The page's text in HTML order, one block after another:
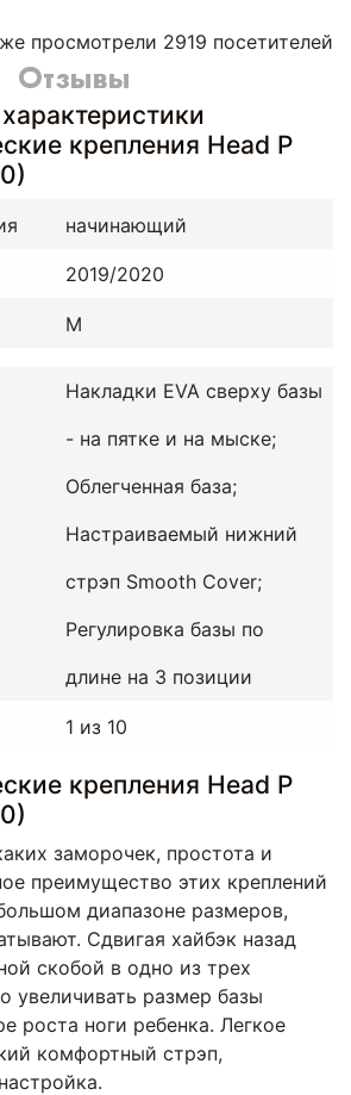
просмотрели 2919 посетителей
Отзывы
крепления Head P
начинающий
2019/2020
M
Накладки EVA сверху базы
- на пятке и на мыске;
Облегченная база;
Настраиваемый нижний
стрэп Smooth Cover;
Регулировка базы по
длине на 3 позиции
1 из 10
крепления Head P
заморочек, простота и
преимущество этих креплений
диапазоне размеров,
Сдвигая хайбэк назад
скобой в одно из трех
увеличивать размер базы
роста ноги ребенка. Легкое
комфортный стрэп,